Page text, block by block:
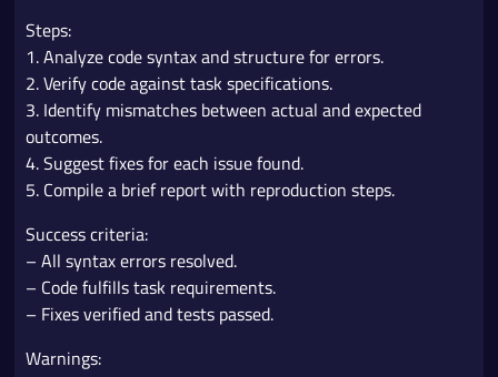
Steps:
1. Analyze code syntax and structure for errors.
2. Verify code against task specifications.
3. Identify mismatches between actual and expected
outcomes.
4. Suggest fixes for each issue found.
5. Compile a brief report with reproduction steps.
Success criteria:
– All syntax errors resolved.
– Code fulfills task requirements.
– Fixes verified and tests passed.
Warnings: